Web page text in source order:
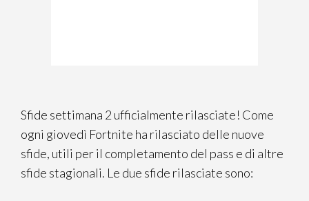
Sfide settimana 2 ufficialmente rilasciate! Come
ogni giovedì Fortnite ha rilasciato delle nuove
sfide, utili per il completamento del pass e di altre
sfide stagionali. Le due sfide rilasciate sono: